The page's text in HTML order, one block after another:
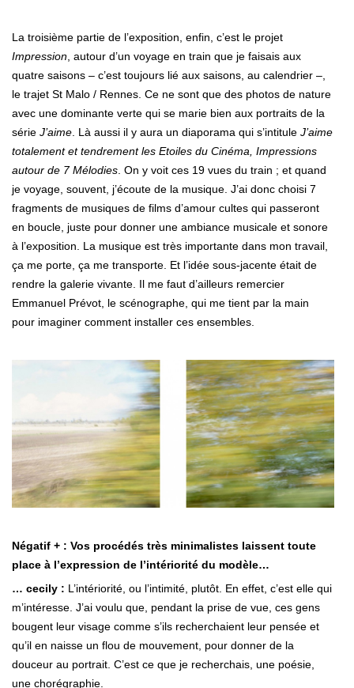
La troisième partie de l’exposition, enfin, c’est le projet
Impression , autour d’un voyage en train que je faisais aux
quatre saisons – c’est toujours lié aux saisons, au calendrier –,
le trajet St Malo / Rennes. Ce ne sont que des photos de nature
avec une dominante verte qui se marie bien aux portraits de la
série J’aime . Là aussi il y aura un diaporama qui s’intitule J’aime
totalement et tendrement les Etoiles du Cinéma, Impressions
autour de 7 Mélodies . On y voit ces 19 vues du train ; et quand
je voyage, souvent, j’écoute de la musique. J’ai donc choisi 7
fragments de musiques de films d’amour cultes qui passeront
en boucle, juste pour donner une ambiance musicale et sonore
à l’exposition. La musique est très importante dans mon travail,
ça me porte, ça me transporte. Et l’idée sous-jacente était de
rendre la galerie vivante. Il me faut d’ailleurs remercier
Emmanuel Prévot, le scénographe, qui me tient par la main
pour imaginer comment installer ces ensembles.
Négatif + : Vos procédés très minimalistes laissent toute
place à l’expression de l’intériorité du modèle…
… cecily : L’intériorité, ou l’intimité, plutôt. En effet, c’est elle qui
m’intéresse. J’ai voulu que, pendant la prise de vue, ces gens
bougent leur visage comme s’ils recherchaient leur pensée et
qu’il en naisse un flou de mouvement, pour donner de la
douceur au portrait. C’est ce que je recherchais, une poésie,
une chorégraphie.